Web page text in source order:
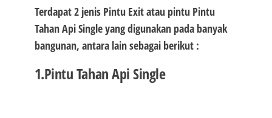
Terdapat 2 jenis Pintu Exit atau pintu Pintu
Tahan Api Single yang digunakan pada banyak
bangunan, antara lain sebagai berikut :
1.Pintu Tahan Api Single